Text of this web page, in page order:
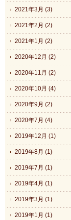
2021年3月 (3)
2021年2月 (2)
2021年1月 (2)
2020年12月 (2)
2020年11月 (2)
2020年10月 (4)
2020年9月 (2)
2020年7月 (4)
2019年12月 (1)
2019年8月 (1)
2019年7月 (1)
2019年4月 (1)
2019年3月 (1)
2019年1月 (1)